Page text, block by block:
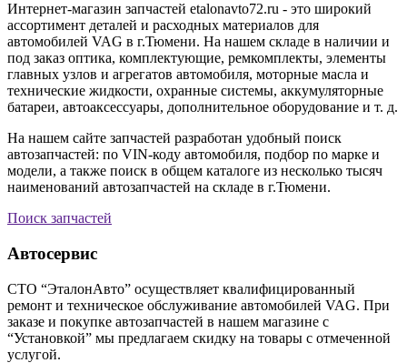
Интернет-магазин запчастей etalonavto72.ru - это широкий
ассортимент деталей и расходных материалов для
автомобилей VAG в г.Тюмени. На нашем складе в наличии и
под заказ оптика, комплектующие, ремкомплекты, элементы
главных узлов и агрегатов автомобиля, моторные масла и
технические жидкости, охранные системы, аккумуляторные
батареи, автоаксессуары, дополнительное оборудование и т. д.
На нашем сайте запчастей разработан удобный поиск
автозапчастей: по VIN-коду автомобиля, подбор по марке и
модели, а также поиск в общем каталоге из несколько тысяч
наименований автозапчастей на складе в г.Тюмени.
Поиск запчастей
Автосервис
СТО “ЭталонАвто” осуществляет квалифицированный
ремонт и техническое обслуживание автомобилей VAG. При
заказе и покупке автозапчастей в нашем магазине с
“Установкой” мы предлагаем скидку на товары с отмеченной
услугой.